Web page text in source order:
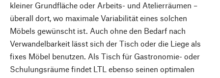
kleiner Grundfläche oder Arbeits- und Atelierräumen –
überall dort, wo maximale Variabilität eines solchen
Möbels gewünscht ist. Auch ohne den Bedarf nach
Verwandelbarkeit lässt sich der Tisch oder die Liege als
fixes Möbel benutzen. Als Tisch für Gastronomie- oder
Schulungsräume findet LTL ebenso seinen optimalen